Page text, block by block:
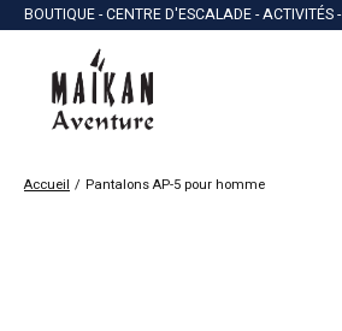
BOUTIQUE - CENTRE D'ESCALADE - ACTIVITÉS
Accueil / Pantalons AP-5 pour homme